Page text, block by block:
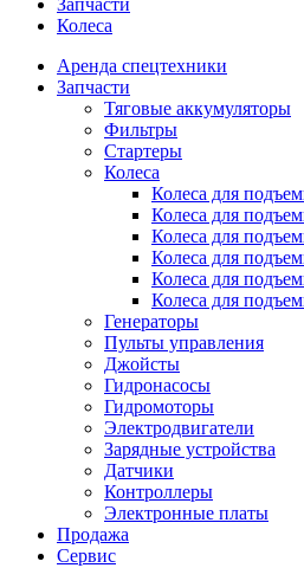
Запчасти
Колеса
Аренда спецтехники
Запчасти
Тяговые аккумуляторы
Фильтры
Стартеры
Колеса
Колеса для
Колеса для
Колеса для
Колеса для
Колеса для
Колеса для
Генераторы
Пульты управления
Джойсты
Гидронасосы
Гидромоторы
Электродвигатели
Зарядные устройства
Датчики
Контроллеры
Электронные платы
Продажа
Сервис